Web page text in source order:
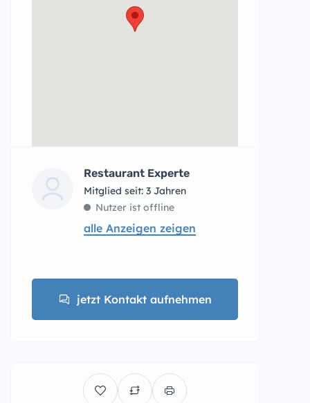
Restaurant Experte
Mitglied seit: 3 Jahren
Nutzer ist offline
alle Anzeigen zeigen
jetzt Kontakt aufnehmen